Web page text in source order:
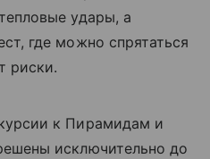
удары, а
где можно спрятаться
риски.
к Пирамидам и
исключительно до